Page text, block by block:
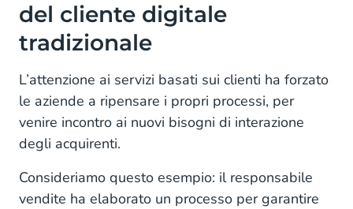
del cliente digitale
tradizionale
L’attenzione ai servizi basati sui clienti ha forzato
le aziende a ripensare i propri processi, per
venire incontro ai nuovi bisogni di interazione
degli acquirenti.
Consideriamo questo esempio: il responsabile
vendite ha elaborato un processo per garantire